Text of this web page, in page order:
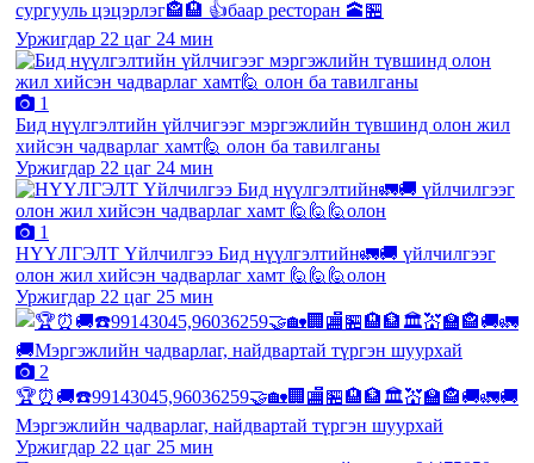
сургууль цэцэрлэг🏤🏨 👍баар ресторан 🕋🏪
Уржигдар 22 цаг 24 мин
1
Бид нүүлгэлтийн үйлчигээг мэргэжлийн түвшинд олон жил
хийсэн чадварлаг хамт🙋 олон ба тавилганы
Уржигдар 22 цаг 24 мин
1
НҮҮЛГЭЛТ Үйлчилгээ Бид нүүлгэлтийн🚛🚚 үйлчилгээг
олон жил хийсэн чадварлаг хамт 🙋🙋🙋олон
Уржигдар 22 цаг 25 мин
2
🏆⏰🚚☎️99143045,96036259🤝🏡🏢🏬🏪🏨🏦🏛💒🏫🏤🚚🚛🚚
Мэргэжлийн чадварлаг, найдвартай түргэн шуурхай
Уржигдар 22 цаг 25 мин